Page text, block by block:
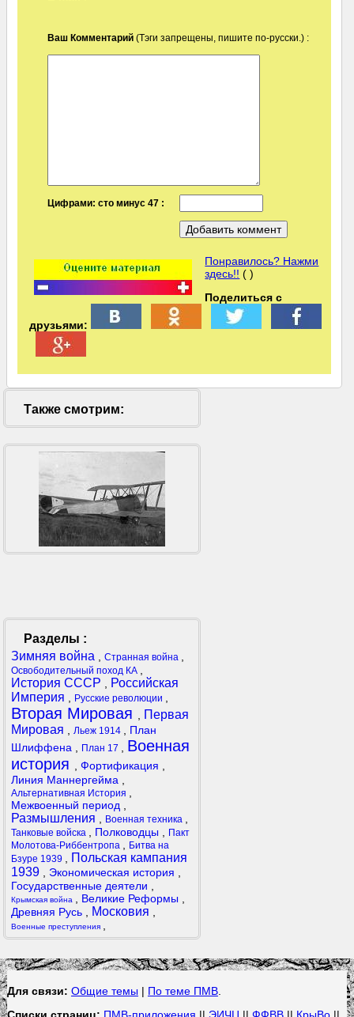
Ваш Комментарий (Тэги запрещены, пишите по-русски.) :
Цифрами: сто минус 47 :
Понравилось? Нажми
здесь!! ( )
Поделиться с
друзьями:
Также смотрим:
Разделы :
Зимняя война
Странная война
Освободительный поход КА
История СССР
Российская
Империя
Русские революции
Вторая Мировая
Первая
Мировая
Льеж 1914
План
Шлиффена
План 17
Военная
история
Фортификация
Линия Маннергейма
Альтернативная История
Межвоенный период
Размышления Военная техника
Танковые войска Полководцы
Пакт
Молотова-Риббентропа
Битва на
Бзуре 1939
Польская кампания
1939
Экономическая история
Государственные деятели
Крымская война Великие Реформы
Древняя Русь
Московия
Военные преступления
Для связи: Общие темы | По теме ПМВ.